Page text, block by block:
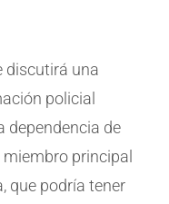
discutirá una
policial
dependencia de
principal
que podría tener